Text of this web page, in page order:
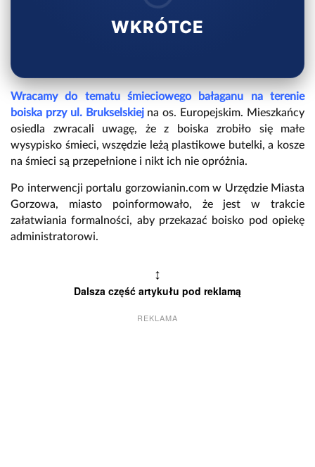
WKRÓTCE
Wracamy do tematu śmieciowego bałaganu na terenie
boiska przy ul. Brukselskiejna os. Europejskim. Mieszkańcy
osiedla zwracali uwagę, że z boiska zrobiło się małe
wysypisko śmieci, wszędzie leżą plastikowe butelki, a kosze
na śmieci są przepełnione i nikt ich nie opróżnia.
Po interwencji portalu gorzowianin.com w Urzędzie Miasta
Gorzowa, miasto poinformowało, że jest w trakcie
załatwiania formalności, aby przekazać boisko pod opiekę
administratorowi.
↕
Dalsza część artykułu pod reklamą
REKLAMA